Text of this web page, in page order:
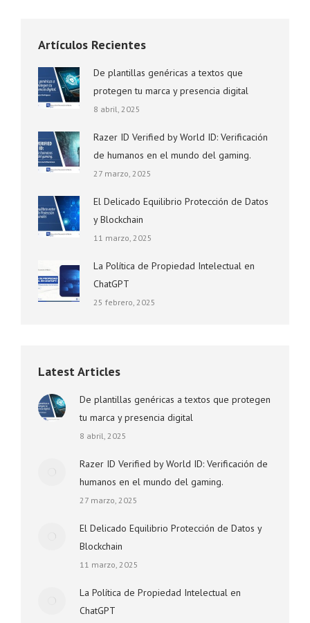
Artículos Recientes
De plantillas genéricas a textos que
protegen tu marca y presencia digital
8 abril, 2025
Razer ID Verified by World ID: Verificación
de humanos en el mundo del gaming.
27 marzo, 2025
El Delicado Equilibrio Protección de Datos
y Blockchain
11 marzo, 2025
La Política de Propiedad Intelectual en
ChatGPT
25 febrero, 2025
Latest Articles
De plantillas genéricas a textos que protegen
tu marca y presencia digital
8 abril, 2025
Razer ID Verified by World ID: Verificación de
humanos en el mundo del gaming.
27 marzo, 2025
El Delicado Equilibrio Protección de Datos y
Blockchain
11 marzo, 2025
La Política de Propiedad Intelectual en
ChatGPT